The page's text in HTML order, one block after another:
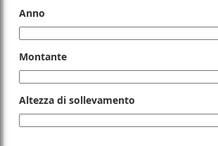
Anno
Montante
Altezza di sollevamento